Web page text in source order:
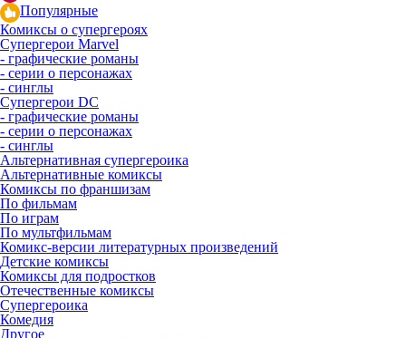
Популярные
Комиксы о супергероях
Супергерои Marvel
- графические романы
- серии о персонажах
- синглы
Супергерои DC
- графические романы
- серии о персонажах
- синглы
Альтернативная супергероика
Альтернативные комиксы
Комиксы по франшизам
По фильмам
По играм
По мультфильмам
Комикс-версии литературных произведений
Детские комиксы
Комиксы для подростков
Отечественные комиксы
Супергероика
Комедия
Другое